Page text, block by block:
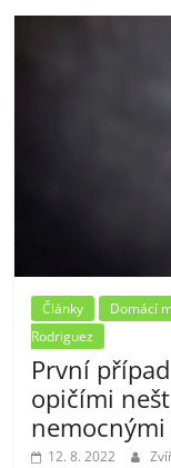
Články Domácí
Rodriguez
První
opičími
12. 8. 2022